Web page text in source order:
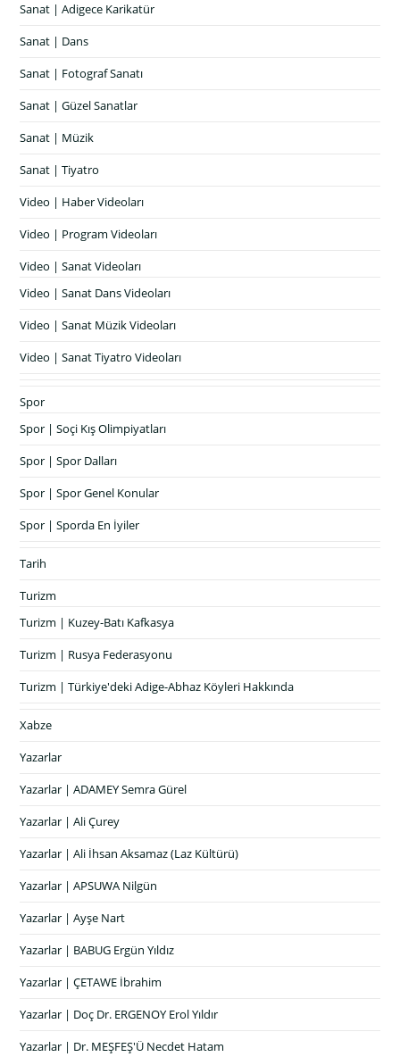
Sanat | Adigece Karikatür
Sanat | Dans
Sanat | Fotograf Sanatı
Sanat | Güzel Sanatlar
Sanat | Müzik
Sanat | Tiyatro
Video | Haber Videoları
Video | Program Videoları
Video | Sanat Videoları
Video | Sanat Dans Videoları
Video | Sanat Müzik Videoları
Video | Sanat Tiyatro Videoları
Spor
Spor | Soçi Kış Olimpiyatları
Spor | Spor Dalları
Spor | Spor Genel Konular
Spor | Sporda En İyiler
Tarih
Turizm
Turizm | Kuzey-Batı Kafkasya
Turizm | Rusya Federasyonu
Turizm | Türkiye'deki Adige-Abhaz Köyleri Hakkında
Xabze
Yazarlar
Yazarlar | ADAMEY Semra Gürel
Yazarlar | Ali Çurey
Yazarlar | Ali İhsan Aksamaz (Laz Kültürü)
Yazarlar | APSUWA Nilgün
Yazarlar | Ayşe Nart
Yazarlar | BABUG Ergün Yıldız
Yazarlar | ÇETAWE İbrahim
Yazarlar | Doç Dr. ERGENOY Erol Yıldır
Yazarlar | Dr. MEŞFEŞ'Ü Necdet Hatam